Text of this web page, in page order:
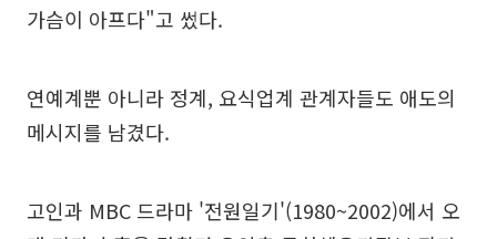
가슴이 아프다"고 썼다.
연예계뿐 아니라 정계, 요식업계 관계자들도 애도의
메시지를 남겼다.
고인과 MBC 드라마 '전원일기'(1980~2002)에서 오